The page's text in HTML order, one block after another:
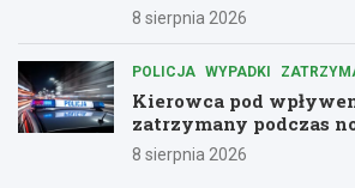
8 sierpnia 2026
POLICJA WYPADKI
Kierowca pod
zatrzymany podczas
8 sierpnia 2026